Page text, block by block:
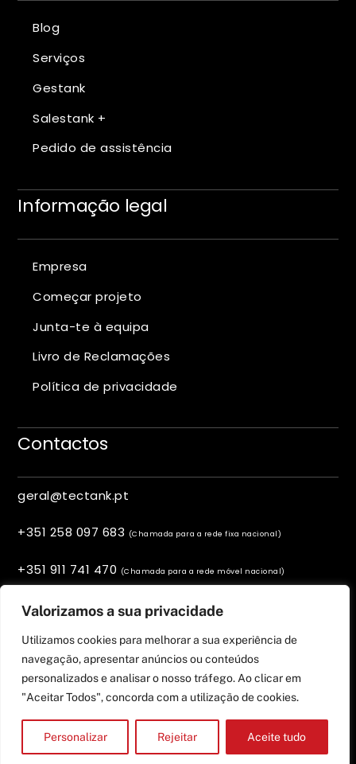
Valorizamos a sua privacidade
Utilizamos cookies para melhorar a sua experiência de
navegação, apresentar anúncios ou conteúdos
personalizados e analisar o nosso tráfego. Ao clicar em
"Aceitar Todos", concorda com a utilização de cookies.
Personalizar Rejeitar Aceite tudo
Blog
Serviços
Gestank
Salestank +
Pedido de assistência
Informação legal
Empresa
Começar projeto
Junta-te à equipa
Livro de Reclamações
Política de privacidade
Contactos
geral@tectank.pt
+351 258 097 683 (Chamada para a rede fixa nacional)
+351 911 741 470 (Chamada para a rede móvel nacional)
Viana do Castelo, Portugal